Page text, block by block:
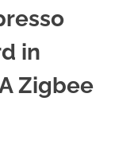
in
Zigbee